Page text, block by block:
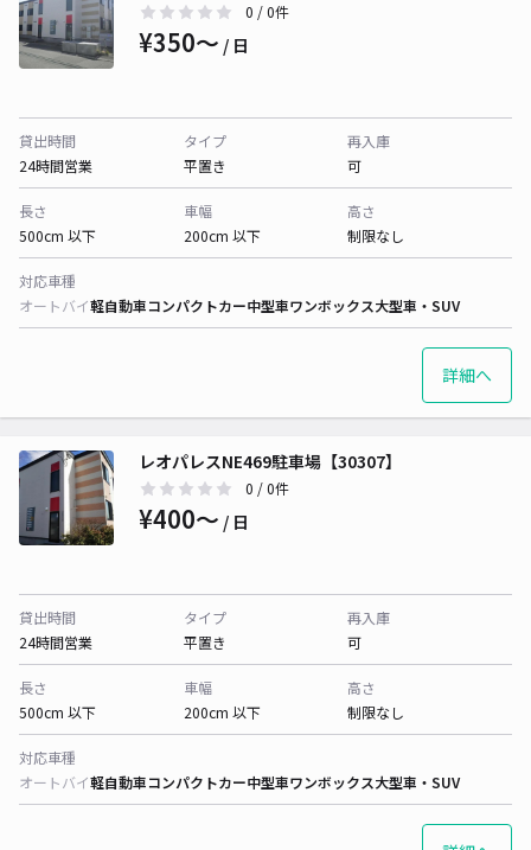
0 / 0件
¥350〜 / 日
貸出時間
24時間営業
タイプ
平置き
再入庫
可
長さ
500cm 以下
車幅
200cm 以下
高さ
制限なし
対応車種
オートバイ軽自動車コンパクトカー中型車ワンボックス大型車・SUV
詳細へ
レオパレスNE469駐車場【30307】
0 / 0件
¥400〜 / 日
貸出時間
24時間営業
タイプ
平置き
再入庫
可
長さ
500cm 以下
車幅
200cm 以下
高さ
制限なし
対応車種
オートバイ軽自動車コンパクトカー中型車ワンボックス大型車・SUV